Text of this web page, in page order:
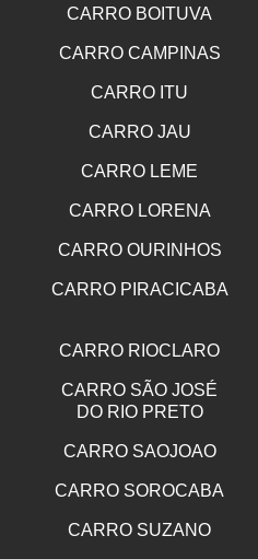
CARRO BOITUVA
CARRO CAMPINAS
CARRO ITU
CARRO JAU
CARRO LEME
CARRO LORENA
CARRO OURINHOS
CARRO PIRACICABA
CARRO RIOCLARO
CARRO SÃO JOSÉ
DO RIO PRETO
CARRO SAOJOAO
CARRO SOROCABA
CARRO SUZANO